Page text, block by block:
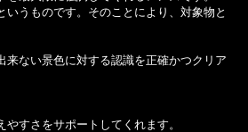
うものです。そのことにより、対象物と
ない景色に対する認識を正確かつクリア
すさをサポートしてくれます。